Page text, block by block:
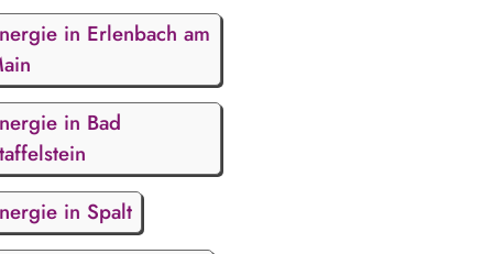
in Erlenbach am
in Bad
in Spalt